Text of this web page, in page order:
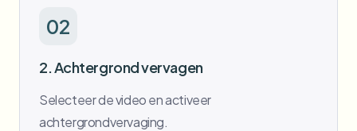
02
2. Achtergrond vervagen
Selecteer de video en activeer
achtergrondvervaging.